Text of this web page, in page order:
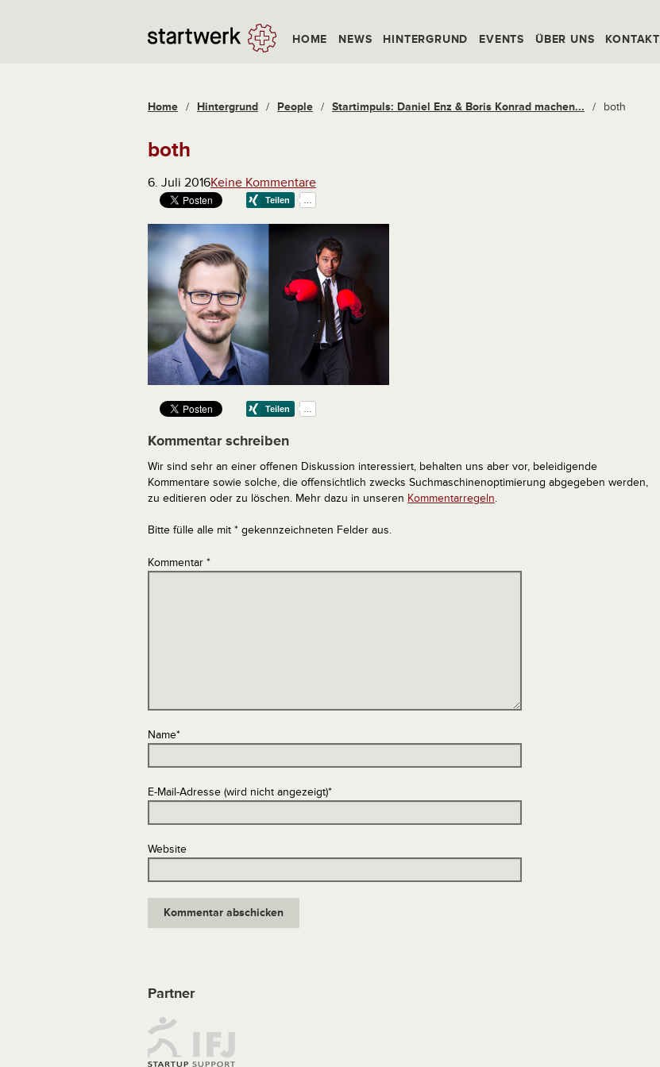
HOME NEWS HINTERGRUND EVENTS ÜBER UNS KONTAKT
Home / Hintergrund / People / Startimpuls: Daniel Enz & Boris Konrad machen... / both
both
6. Juli 2016Keine Kommentare
Kommentar schreiben
Wir sind sehr an einer offenen Diskussion interessiert, behalten uns aber vor, beleidigende
Kommentare sowie solche, die offensichtlich zwecks Suchmaschinenoptimierung abgegeben werden,
zu editieren oder zu löschen. Mehr dazu in unseren Kommentarregeln.
Bitte fülle alle mit * gekennzeichneten Felder aus.
Kommentar *
Name*
E-Mail-Adresse (wird nicht angezeigt)*
Website
Partner